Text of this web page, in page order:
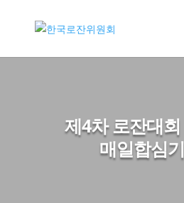
제4차 로잔대
매일합심